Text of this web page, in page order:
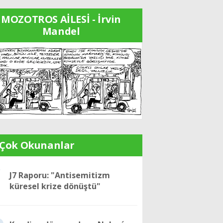
MOZOTROS AİLESİ - İrvin
Mandel
Okunanlar
J7 Raporu: "Antisemitizm
küresel krize dönüştü"